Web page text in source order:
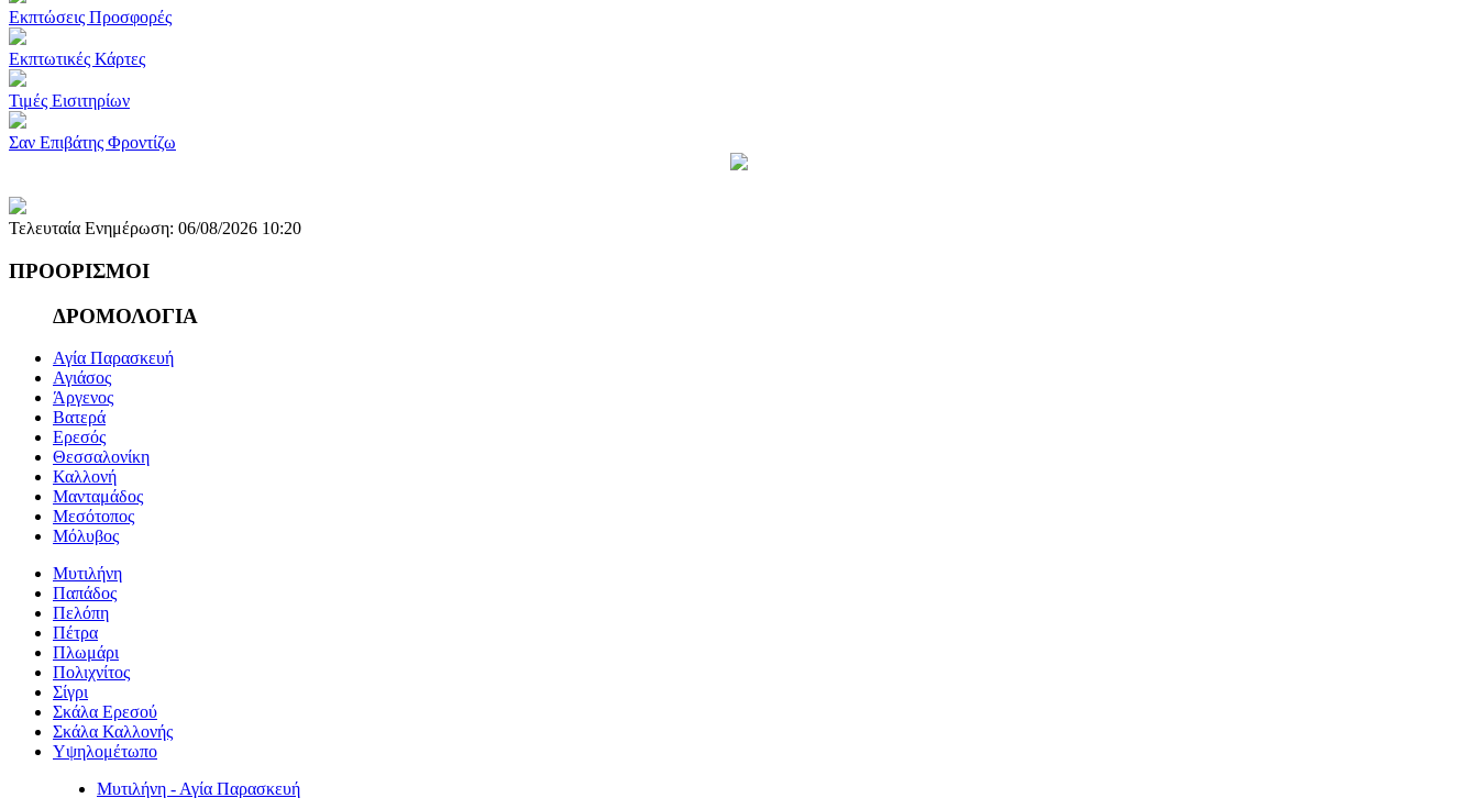
Εκπτώσεις Προσφορές
Εκπτωτικές Κάρτες
Τιμές Εισιτηρίων
Σαν Επιβάτης Φροντίζω
Τελευταία Ενημέρωση: 06/08/2026 10:20
ΠΡΟΟΡΙΣΜΟΙ
ΔΡΟΜΟΛΟΓΙΑ
Αγία Παρασκευή
Αγιάσος
Άργενος
Βατερά
Ερεσός
Θεσσαλονίκη
Καλλονή
Μανταμάδος
Μεσότοπος
Μόλυβος
Μυτιλήνη
Παπάδος
Πελόπη
Πέτρα
Πλωμάρι
Πολιχνίτος
Σίγρι
Σκάλα Ερεσού
Σκάλα Καλλονής
Υψηλομέτωπο
Μυτιλήνη - Αγία Παρασκευή